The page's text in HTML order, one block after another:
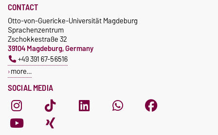
SOCIAL MEDIA
CONTACT
Otto-von-Guericke-Universität Magdeburg
Sprachenzentrum
Zschokkestraße 32
39104 Magdeburg, Germany
+49 391 67-56516
more…